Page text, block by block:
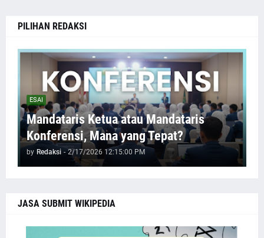
PILIHAN REDAKSI
ESAI
Mandataris Ketua atau Mandataris
Konferensi, Mana yang Tepat?
by Redaksi - 2/17/2026 12:15:00 PM
JASA SUBMIT WIKIPEDIA